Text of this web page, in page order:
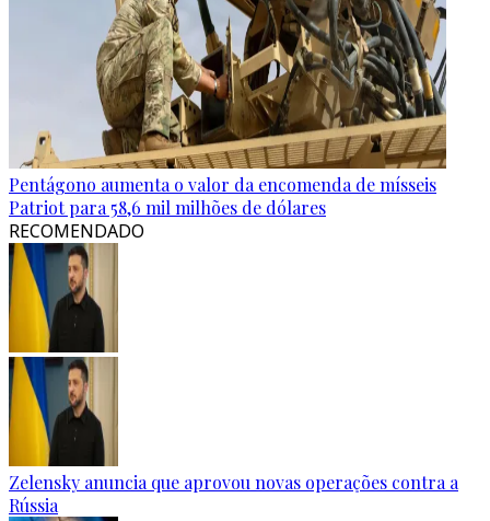
Pentágono aumenta o valor da encomenda de mísseis
Patriot para 58,6 mil milhões de dólares
RECOMENDADO
Zelensky anuncia que aprovou novas operações contra a
Rússia